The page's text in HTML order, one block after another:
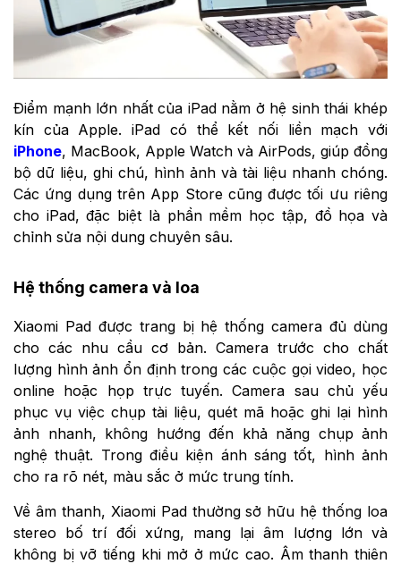
Điểm mạnh lớn nhất của iPad nằm ở hệ sinh thái khép
kín của Apple. iPad có thể kết nối liền mạch với
iPhone, MacBook, Apple Watch và AirPods, giúp đồng
bộ dữ liệu, ghi chú, hình ảnh và tài liệu nhanh chóng.
Các ứng dụng trên App Store cũng được tối ưu riêng
cho iPad, đặc biệt là phần mềm học tập, đồ họa và
chỉnh sửa nội dung chuyên sâu.
Hệ thống camera và loa
Xiaomi Pad được trang bị hệ thống camera đủ dùng
cho các nhu cầu cơ bản. Camera trước cho chất
lượng hình ảnh ổn định trong các cuộc gọi video, học
online hoặc họp trực tuyến. Camera sau chủ yếu
phục vụ việc chụp tài liệu, quét mã hoặc ghi lại hình
ảnh nhanh, không hướng đến khả năng chụp ảnh
nghệ thuật. Trong điều kiện ánh sáng tốt, hình ảnh
cho ra rõ nét, màu sắc ở mức trung tính.
Về âm thanh, Xiaomi Pad thường sở hữu hệ thống loa
stereo bố trí đối xứng, mang lại âm lượng lớn và
không bị vỡ tiếng khi mở ở mức cao. Âm thanh thiên